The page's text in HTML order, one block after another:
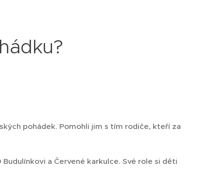
pohádek. Pomohli jim s tím rodiče, kteří za
a Červené karkulce. Své role si děti